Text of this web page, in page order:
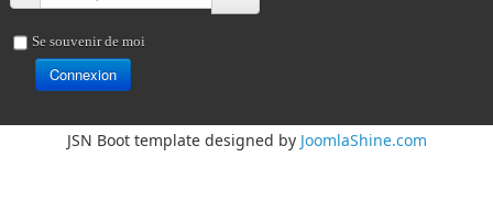
Se souvenir de moi
Connexion
JSN Boot template designed by JoomlaShine.com